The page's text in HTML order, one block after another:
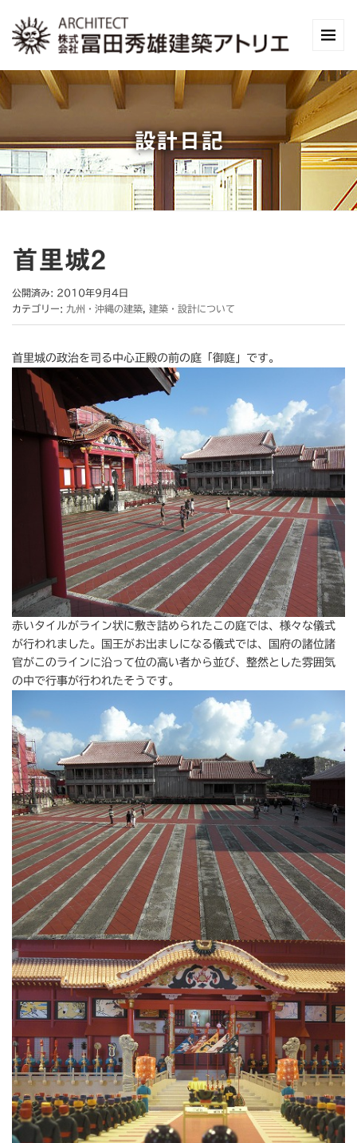
設計日記
首里城2
公開済み: 2010年9月4日
カテゴリー: 九州・沖縄の建築 建築・設計について
首里城の政治を司る中心正殿の前の庭「御庭」です。
赤いタイルがライン状に敷き詰められたこの庭では、様々な儀式
が行われました。国王がお出ましになる儀式では、国府の諸位諸
官がこのラインに沿って位の高い者から並び、整然とした雰囲気
の中で行事が行われたそうです。